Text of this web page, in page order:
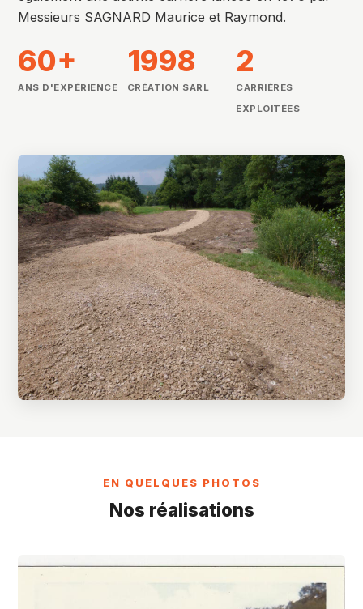
Messieurs SAGNARD Maurice et Raymond.
60+
ANS D'EXPÉRIENCE
1998
CRÉATION SARL
2
CARRIÈRES
EXPLOITÉES
EN QUELQUES PHOTOS
Nos réalisations